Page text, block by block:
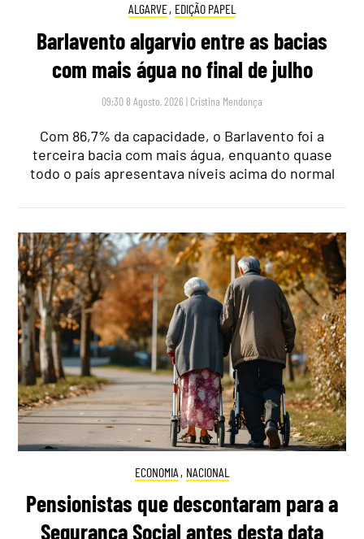
ALGARVE, EDIÇÃO PAPEL
Barlavento algarvio entre as bacias
com mais água no final de julho
09:30 8 Agosto, 2026 | Cristina Mendonça
Com 86,7% da capacidade, o Barlavento foi a
terceira bacia com mais água, enquanto quase
todo o país apresentava níveis acima do normal
ECONOMIA , NACIONAL
Pensionistas que descontaram para a
Segurança Social antes desta data